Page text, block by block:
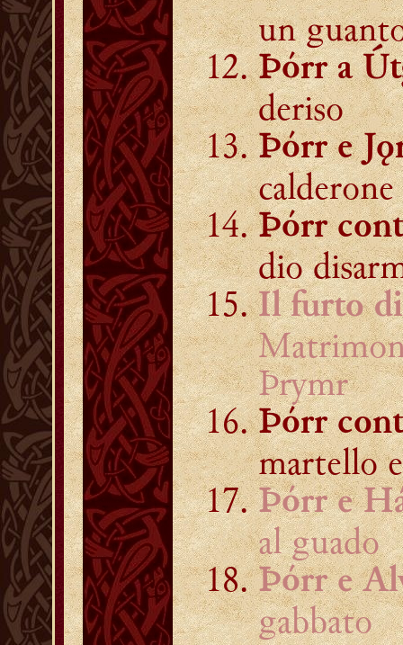
un
Þórr a
deriso
Þórr e
Þórr
dio
Il furto
Þrymr
Þórr
martello
Þórr e
al guado
Þórr e
gabbato